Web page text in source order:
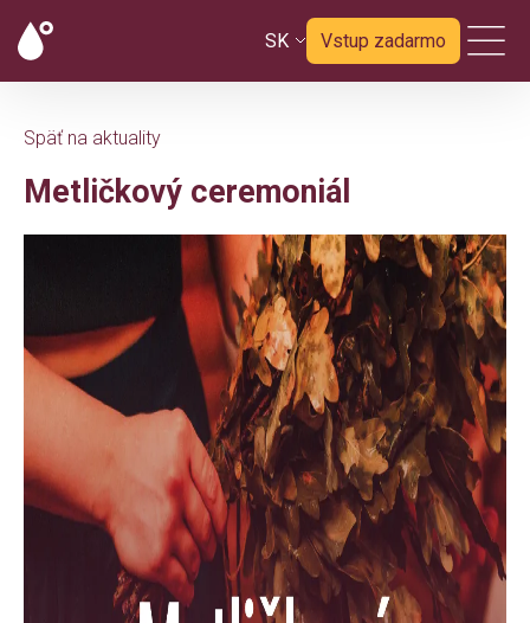
SK Vstup zadarmo
Späť na aktuality
Metličkový ceremoniál